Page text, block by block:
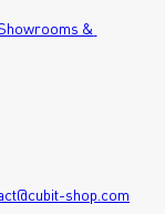
&
shop.com